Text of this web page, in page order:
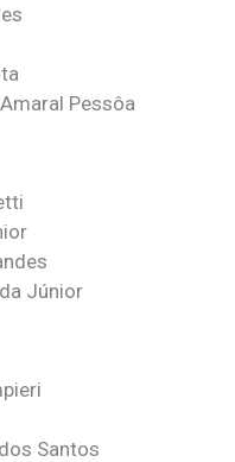
Pessôa
Júnior
Santos